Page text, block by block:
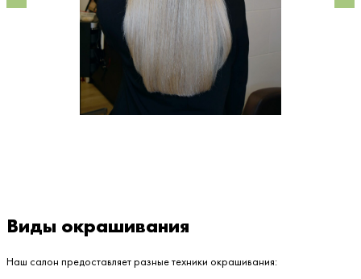
Виды окрашивания
Наш салон предоставляет разные техники окрашивания: